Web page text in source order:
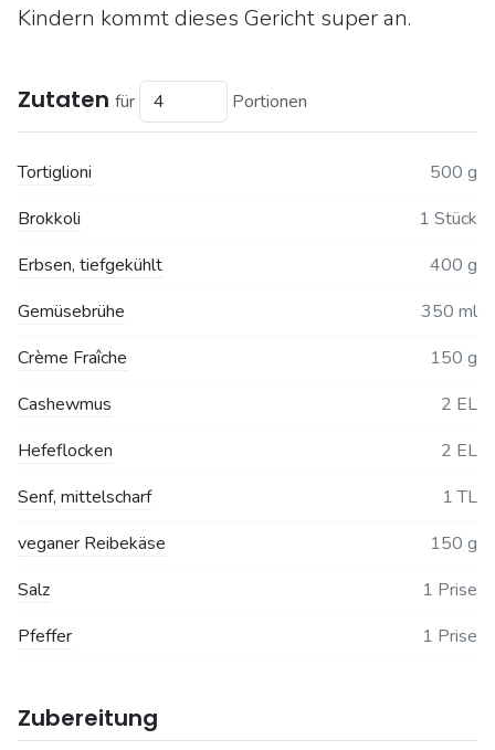
Kindern kommt dieses Gericht super an.
Zutaten für Portionen
Tortiglioni
500 g
Brokkoli
1 Stück
Erbsen, tiefgekühlt
400 g
Gemüsebrühe
350 ml
Crème Fraîche
150 g
Cashewmus
2 EL
Hefeflocken
2 EL
Senf, mittelscharf
1 TL
veganer Reibekäse
150 g
Salz
1 Prise
Pfeffer
1 Prise
Zubereitung